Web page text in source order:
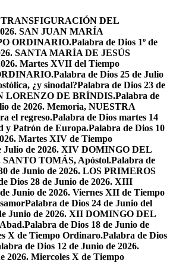
TRANSFIGURACIÓN DEL
SAN JUAN MARÍA
ORDINARIO.Palabra de Dios 1º de
SANTA MARÍA DE JESÚS
Martes XVII del Tiempo
Palabra de Dios 25 de Julio
¿y sinodal?Palabra de Dios 23 de
LORENZO DE BRÍNDIS.Palabra de
de 2026. Memoria, NUESTRA
el regreso.Palabra de Dios martes 14
y Patrón de Europa.Palabra de Dios 10
Martes XIV de Tiempo
Julio de 2026. XIV DOMINGO DEL
SANTO TOMÁS, Apóstol.Palabra de
de Junio de 2026. LOS PRIMEROS
Dios 28 de Junio de 2026. XIII
Junio de 2026. Viernes XII de Tiempo
Palabra de Dios 24 de Junio del
Junio de 2026. XII DOMINGO DEL
Palabra de Dios 18 de Junio de
X de Tiempo Ordinaro.Palabra de Dios
de Dios 12 de Junio de 2026.
2026. Miercoles X de Tiempo